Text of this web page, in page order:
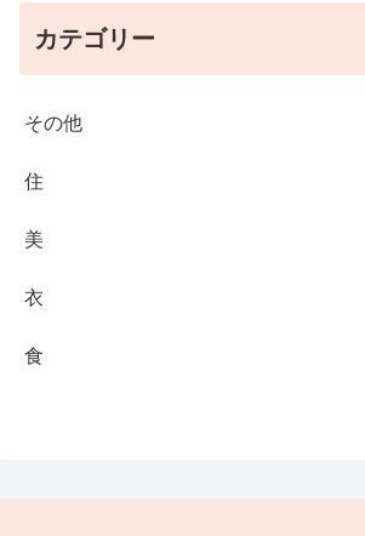
カテゴリー
その他
住
美
衣
食